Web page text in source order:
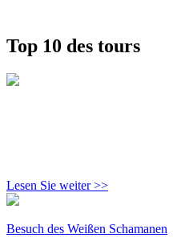
Top 10 des tours
Lesen Sie weiter >>
Besuch des Weißen Schamanen